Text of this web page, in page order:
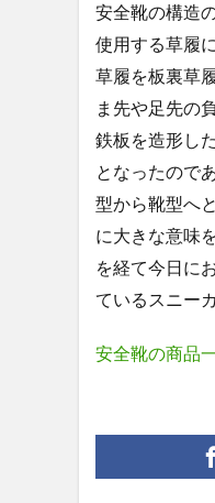
安全靴の構造
使用する草履
草履を板裏草
ま先や足先の
鉄板を造形し
となったので
型から靴型へ
に大きな意味
を経て今日に
ているスニー
安全靴の商品